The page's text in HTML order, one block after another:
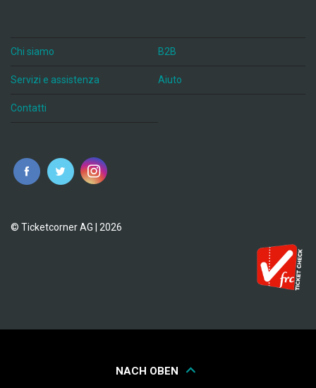
Chi siamo B2B
Servizi e assistenza Aiuto
Contatti
© Ticketcorner AG | 2026
NACH OBEN